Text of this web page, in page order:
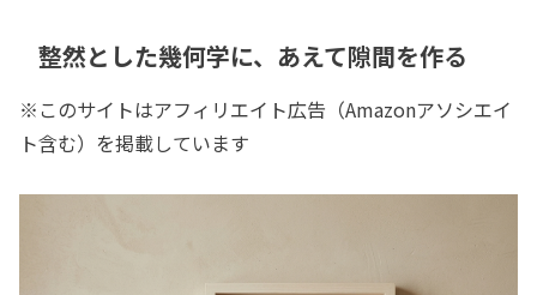
整然とした幾何学に、あえて隙間を作る
※このサイトはアフィリエイト広告（Amazonアソシエイ
ト含む）を掲載しています